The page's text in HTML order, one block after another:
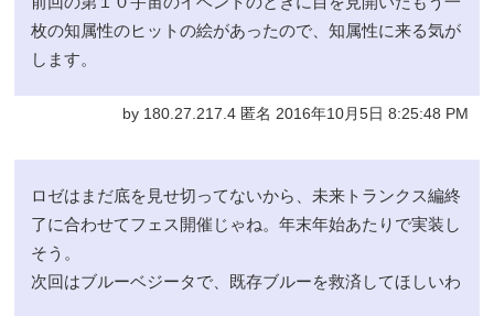
枚の知属性のヒットの絵があったので、知属性に来る気が
します。
by 180.27.217.4 匿名 2016年10月5日 8:25:48 PM
ロゼはまだ底を見せ切ってないから、未来トランクス編終
了に合わせてフェス開催じゃね。年末年始あたりで実装し
そう。
次回はブルーベジータで、既存ブルーを救済してほしいわ